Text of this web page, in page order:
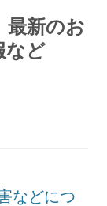
新のお
など
などにつ